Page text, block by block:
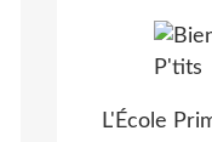
L'École